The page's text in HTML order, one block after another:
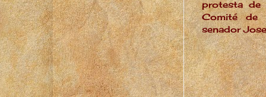
protesta de
Comité de
senador